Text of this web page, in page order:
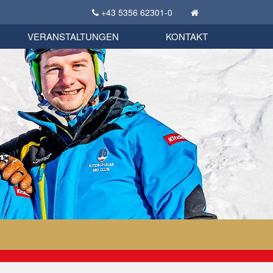
+43 5356 62301-0
KSC Sportgeschichte
Bekleidungsshop
VERANSTALTUNGEN KONTAKT